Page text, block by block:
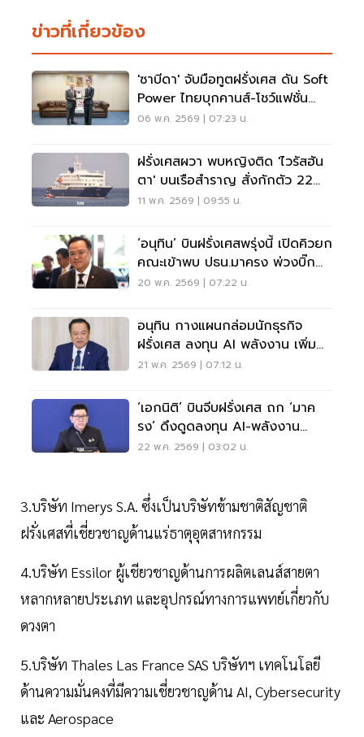
ข่าวที่เกี่ยวข้อง
'ซาบีดา' จับมือทูตฝรั่งเศส ดัน Soft
Power ไทยบุกคานส์-โชว์แฟชั่น
ระดับโลก
06 พ.ค. 2569 | 07:23 น.
ฝรั่งเศสผวา พบหญิงติด 'ไวรัสฮัน
ตา' บนเรือสำราญ สั่งกักตัว 22
ราย
11 พ.ค. 2569 | 09:55 น.
‘อนุทิน’ บินฝรั่งเศสพรุ่งนี้ เปิดคิวยก
คณะเข้าพบ ปธน.มาครง พ่วงบิ๊ก
ธุรกิจ
20 พ.ค. 2569 | 07:22 น.
อนุทิน กางแผนกล่อมนักธุรกิจ
ฝรั่งเศส ลงทุน AI พลังงาน เพิ่ม
มูลค่าการค้า
21 พ.ค. 2569 | 07:12 น.
‘เอกนิติ’ บินจีบฝรั่งเศส ถก ‘มาค
รง’ ดึงดูดลงทุน AI-พลังงาน
สะอาด
22 พ.ค. 2569 | 03:02 น.
3.บริษัท Imerys S.A. ซึ่งเป็นบริษัทข้ามชาติสัญชาติ
ฝรั่งเศสที่เชี่ยวชาญด้านแร่ธาตุอุตสาหกรรม
4.บริษัท Essilor ผู้เชียวชาญด้านการผลิตเลนส์สายตา
หลากหลายประเภท และอุปกรณ์ทางการแพทย์เกี่ยวกับ
ดวงตา
5.บริษัท Thales Las France SAS บริษัทฯ เทคโนโลยี
ด้านความมั่นคงที่มีความเชี่ยวชาญด้าน AI, Cybersecurity
และ Aerospace